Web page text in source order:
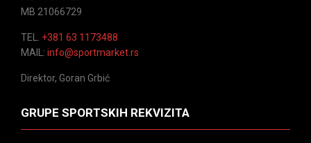
MB 21066729
TEL. +381 63 1173488
MAIL: info@sportmarket.rs
Direktor, Goran Grbić
GRUPE SPORTSKIH REKVIZITA